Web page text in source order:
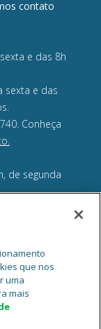
contato
e das 8h
sexta e das
Conheça
de segunda
que nos
uma
mais